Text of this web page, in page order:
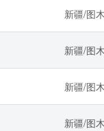
新疆/图
新疆/图
新疆/图
新疆/图